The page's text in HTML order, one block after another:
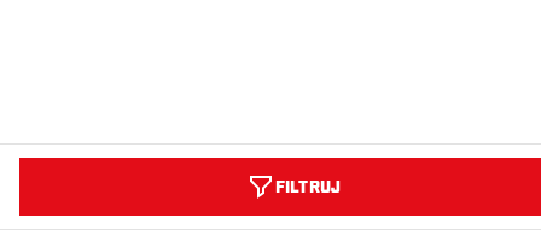
FILTRUJ